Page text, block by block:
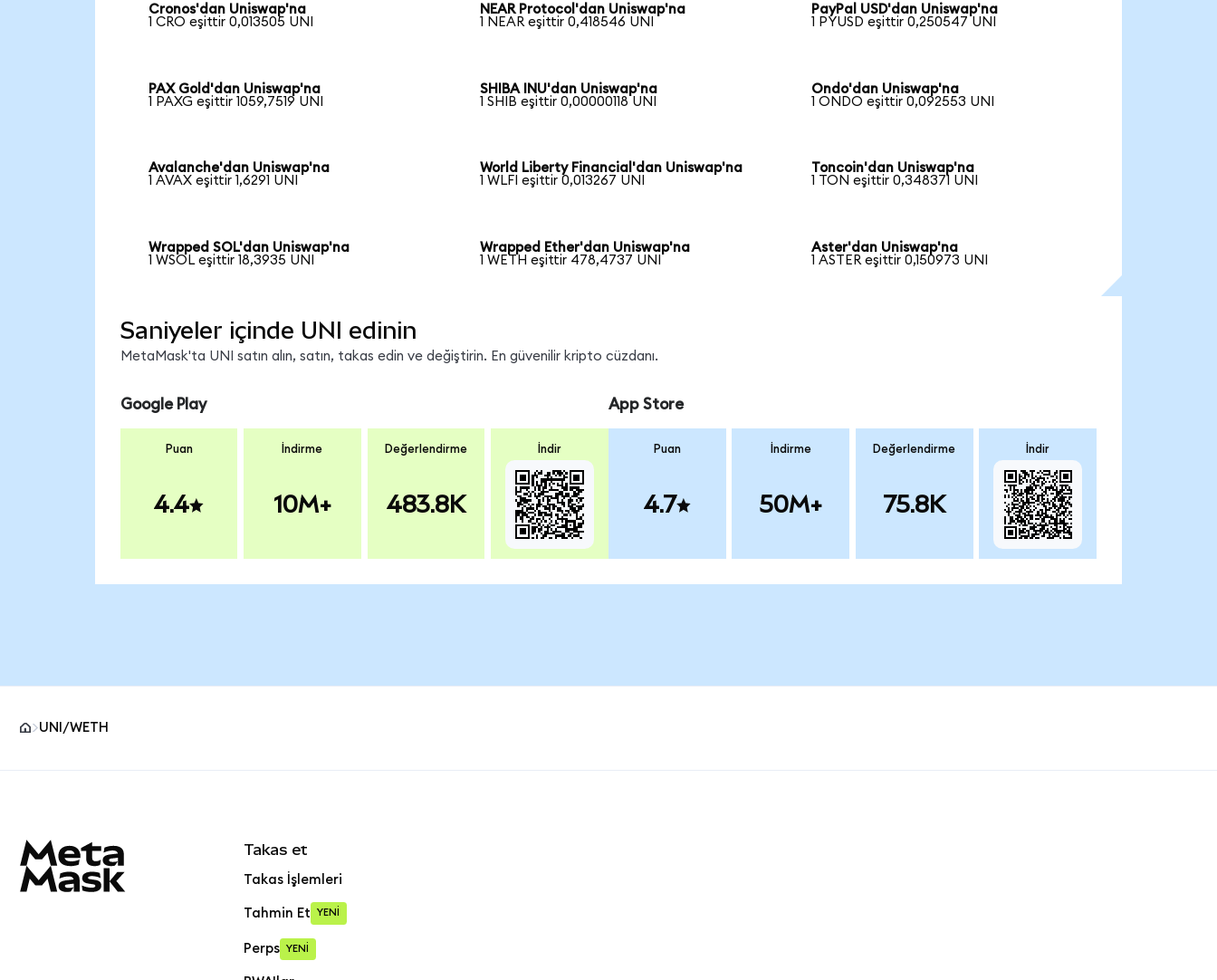
Cronos'dan Uniswap'na
1 CRO eşittir 0,013505 UNI
NEAR Protocol'dan Uniswap'na
1 NEAR eşittir 0,418546 UNI
PayPal USD'dan Uniswap'na
1 PYUSD eşittir 0,250547 UNI
PAX Gold'dan Uniswap'na
1 PAXG eşittir 1059,7519 UNI
SHIBA INU'dan Uniswap'na
1 SHIB eşittir 0,00000118 UNI
Ondo'dan Uniswap'na
1 ONDO eşittir 0,092553 UNI
Avalanche'dan Uniswap'na
1 AVAX eşittir 1,6291 UNI
World Liberty Financial'dan Uniswap'na
1 WLFI eşittir 0,013267 UNI
Toncoin'dan Uniswap'na
1 TON eşittir 0,348371 UNI
Wrapped SOL'dan Uniswap'na
1 WSOL eşittir 18,3935 UNI
Wrapped Ether'dan Uniswap'na
1 WETH eşittir 478,4737 UNI
Aster'dan Uniswap'na
1 ASTER eşittir 0,150973 UNI
Saniyeler içinde UNI edinin
MetaMask'ta UNI satın alın, satın, takas edin ve değiştirin. En güvenilir kripto cüzdanı.
Google Play
Puan
4.4
İndirme
10M+
Değerlendirme
483.8K
İndir
App Store
Puan
4.7
İndirme
50M+
Değerlendirme
75.8K
İndir
UNI/WETH
Takas et
Takas İşlemleri
Tahmin Et YENİ
Perps YENİ